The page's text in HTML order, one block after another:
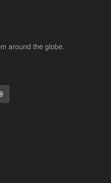
around the globe.